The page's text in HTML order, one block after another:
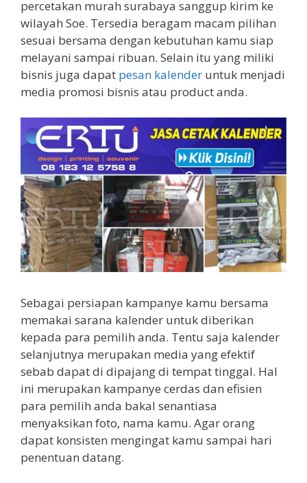
percetakan murah surabaya sanggup kirim ke
wilayah Soe. Tersedia beragam macam pilihan
sesuai bersama dengan kebutuhan kamu siap
melayani sampai ribuan. Selain itu yang miliki
bisnis juga dapat pesan kalender untuk menjadi
media promosi bisnis atau product anda.
Sebagai persiapan kampanye kamu bersama
memakai sarana kalender untuk diberikan
kepada para pemilih anda. Tentu saja kalender
selanjutnya merupakan media yang efektif
sebab dapat di dipajang di tempat tinggal. Hal
ini merupakan kampanye cerdas dan efisien
para pemilih anda bakal senantiasa
menyaksikan foto, nama kamu. Agar orang
dapat konsisten mengingat kamu sampai hari
penentuan datang.